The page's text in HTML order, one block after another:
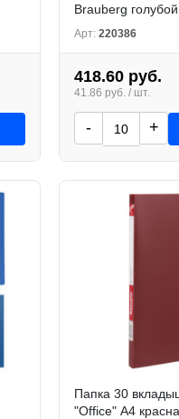
Brauberg
Арт: 220386
418.60 руб.
41.86 руб. / шт.
- +
Папка 30
"Office" А4